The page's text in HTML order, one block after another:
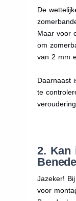
De
Maar voor
om
van 2 mm
Daarnaast
te
veroudering.
2. Kan
Jazeker!
voor